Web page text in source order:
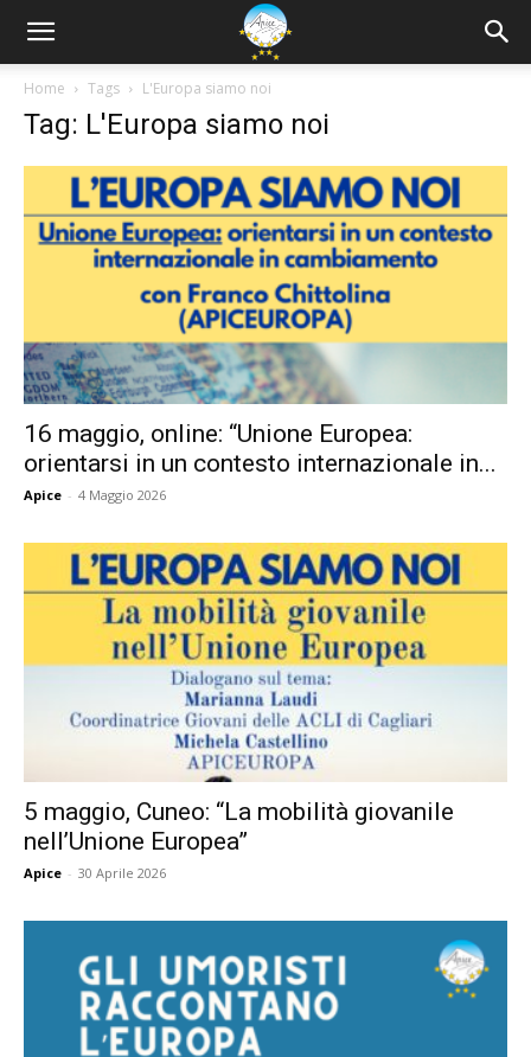
Home Tags L'Europa siamo noi
Tag: L'Europa siamo noi
16 maggio, online: “Unione Europea:
orientarsi in un contesto internazionale in...
Apice - 4 Maggio 2026
5 maggio, Cuneo: “La mobilità giovanile
nell’Unione Europea”
Apice - 30 Aprile 2026